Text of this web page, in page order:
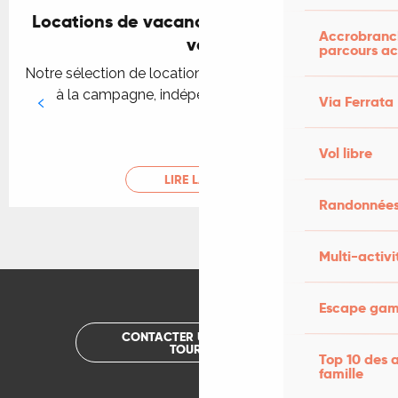
parcours
Via Ferrata
Vol libre
Multi-
Escape
Top 10 des
famille
Locations de vacances pour se mettre au
vert
Notre sélection de locations de vacances de caractère
à la campagne, indépendantes et avec jardin.
LIRE LA SUITE
CONTACTER UN OFFICE DE
TOURISME